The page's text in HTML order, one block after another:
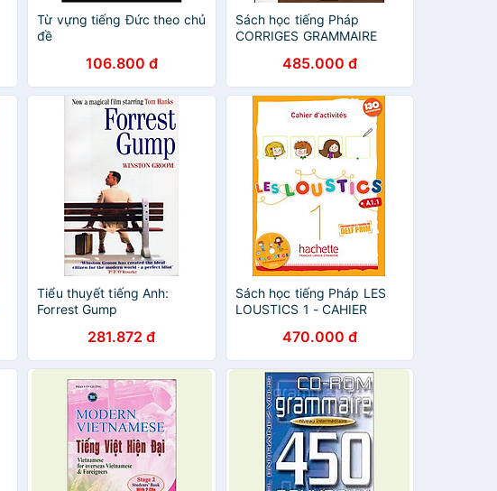
Từ vựng tiếng Đức theo chủ
đề
106.800 đ
Sách học tiếng Pháp
CORRIGES GRAMMAIRE
FRANCAIS
NIVEAUPERFECTIONNEMENT
NC
485.000 đ
Tiểu thuyết tiếng Anh:
Forrest Gump
281.872 đ
Sách học tiếng Pháp LES
LOUSTICS 1 - CAHIER
470.000 đ